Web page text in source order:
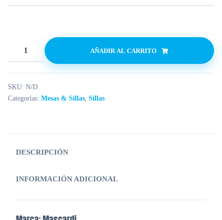
AÑADIR AL CARRITO
SKU: N/D
Categorías: Mesas & Sillas, Sillas
DESCRIPCIÓN
INFORMACIÓN ADICIONAL